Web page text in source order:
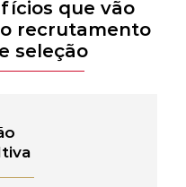
que vão
recrutamento
e seleção